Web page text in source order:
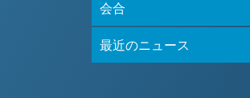
会合
最近のニュース